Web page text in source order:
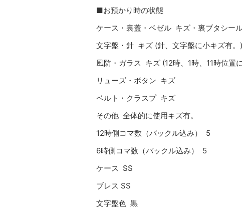
■お預かり時の状態
ケース・裏蓋・ベゼル キズ・裏ブタシー
文字盤・針 キズ (針、文字盤に小キズ有。)
風防・ガラス キズ (12時、1時、11時位置
リューズ・ボタン キズ
ベルト・クラスプ キズ
その他 全体的に使用キズ有。
12時側コマ数（バックル込み） 5
6時側コマ数（バックル込み） 5
ケース SS
ブレス SS
文字盤色 黒